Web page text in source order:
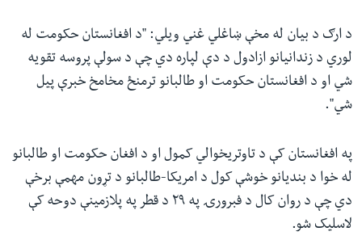
د ارګ د بیان له مخې ښاغلي غني ویلي: "د افغانستان حکومت له
لوري د زندانیانو ازادول د دې لپاره دي چې د سولې پروسه تقویه
شي او د افغانستان حکومت او طالبانو ترمنځ مخامخ خبرې پیل
شي".
په افغانستان کې د تاوتریخوالي کمول او د افغان حکومت او طالبانو
له خوا د بندیانو خوشې کول د امریکا-طالبانو د تړون مهمې برخې
دي چې د روان کال د فبرورۍ په ۲۹ د قطر په پلازمینې دوحه کې
لاسلیک شو.